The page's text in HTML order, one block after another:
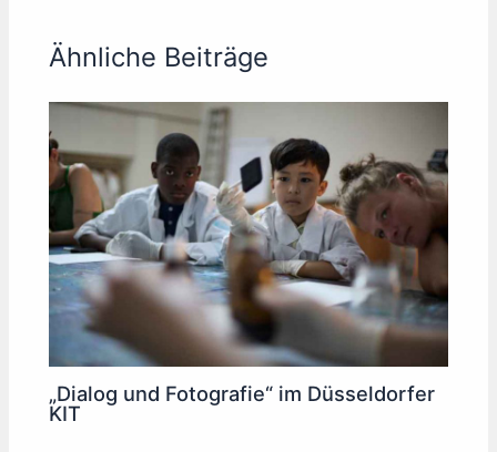
Ähnliche Beiträge
„Dialog und Fotografie“ im Düsseldorfer
KIT